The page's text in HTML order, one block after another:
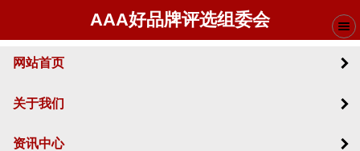
AAA好品牌评选组委会
网站首页
关于我们
资讯中心